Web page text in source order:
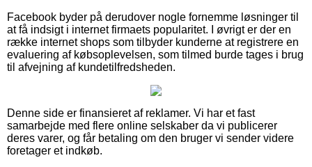
Facebook byder på derudover nogle fornemme løsninger til
at få indsigt i internet firmaets popularitet. I øvrigt er der en
række internet shops som tilbyder kunderne at registrere en
evaluering af købsoplevelsen, som tilmed burde tages i brug
til afvejning af kundetilfredsheden.
Denne side er finansieret af reklamer. Vi har et fast
samarbejde med flere online selskaber da vi publicerer
deres varer, og får betaling om den bruger vi sender videre
foretager et indkøb.